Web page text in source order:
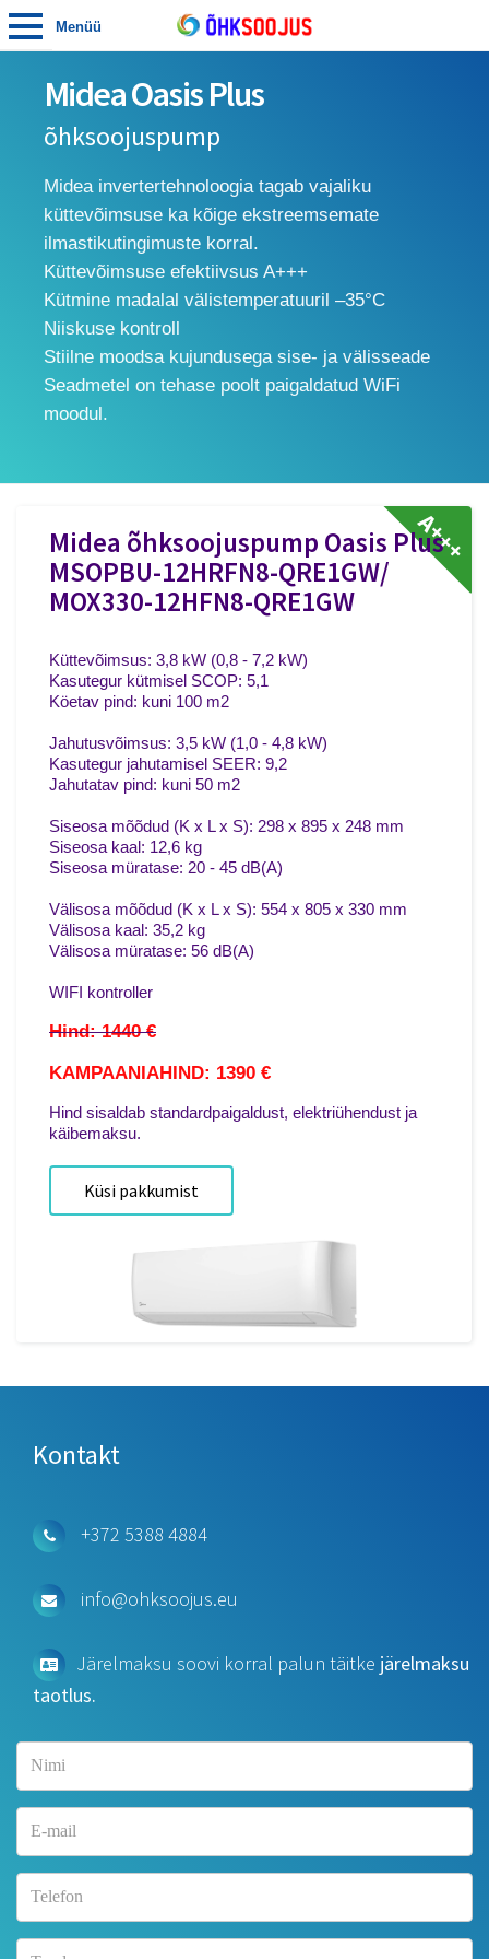
Menüü
Midea Oasis Plus
õhksoojuspump
Midea invertertehnoloogia tagab vajaliku
küttevõimsuse ka kõige ekstreemsemate
ilmastikutingimuste korral.
Küttevõimsuse efektiivsus A+++
Kütmine madalal välistemperatuuril –35°C
Niiskuse kontroll
Stiilne moodsa kujundusega sise- ja välisseade
Seadmetel on tehase poolt paigaldatud WiFi
moodul.
A+++
Midea õhksoojuspump Oasis Plus
MSOPBU-12HRFN8-QRE1GW/
MOX330-12HFN8-QRE1GW
Küttevõimsus: 3,8 kW (0,8 - 7,2 kW)
Kasutegur kütmisel SCOP: 5,1
Köetav pind: kuni 100 m2
Jahutusvõimsus: 3,5 kW (1,0 - 4,8 kW)
Kasutegur jahutamisel SEER: 9,2
Jahutatav pind: kuni 50 m2
Siseosa mõõdud (K x L x S): 298 x 895 x 248 mm
Siseosa kaal: 12,6 kg
Siseosa müratase: 20 - 45 dB(A)
Välisosa mõõdud (K x L x S): 554 x 805 x 330 mm
Välisosa kaal: 35,2 kg
Välisosa müratase: 56 dB(A)
WIFI kontroller
Hind: 1440 €
KAMPAANIAHIND: 1390 €
Hind sisaldab standardpaigaldust, elektriühendust ja
käibemaksu.
Küsi pakkumist
Kontakt
+372 5388 4884
info@ohksoojus.eu
Järelmaksu soovi korral palun täitke järelmaksu
taotlus.